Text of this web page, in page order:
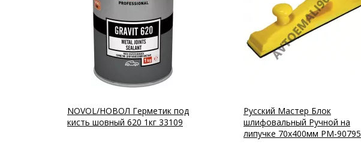
NOVOL/НОВОЛ Герметик под
кисть шовный 620 1кг 33109
Русский Мастер Блок
шлифовальный Ручной на
липучке 70х400мм РМ-90795